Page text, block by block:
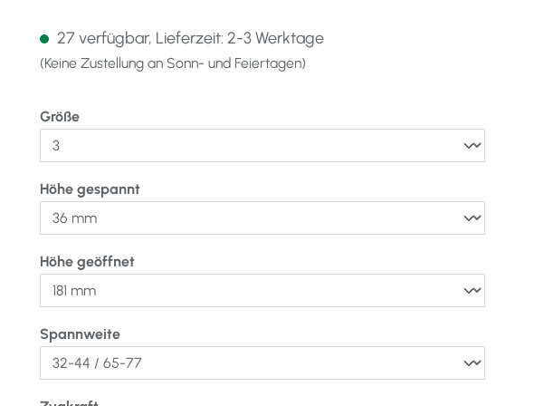
27 verfügbar, Lieferzeit: 2-3 Werktage
(Keine Zustellung an Sonn- und Feiertagen)
Größeauswählen
Höhe gespanntauswählen
Höhe geöffnetauswählen
Spannweiteauswählen